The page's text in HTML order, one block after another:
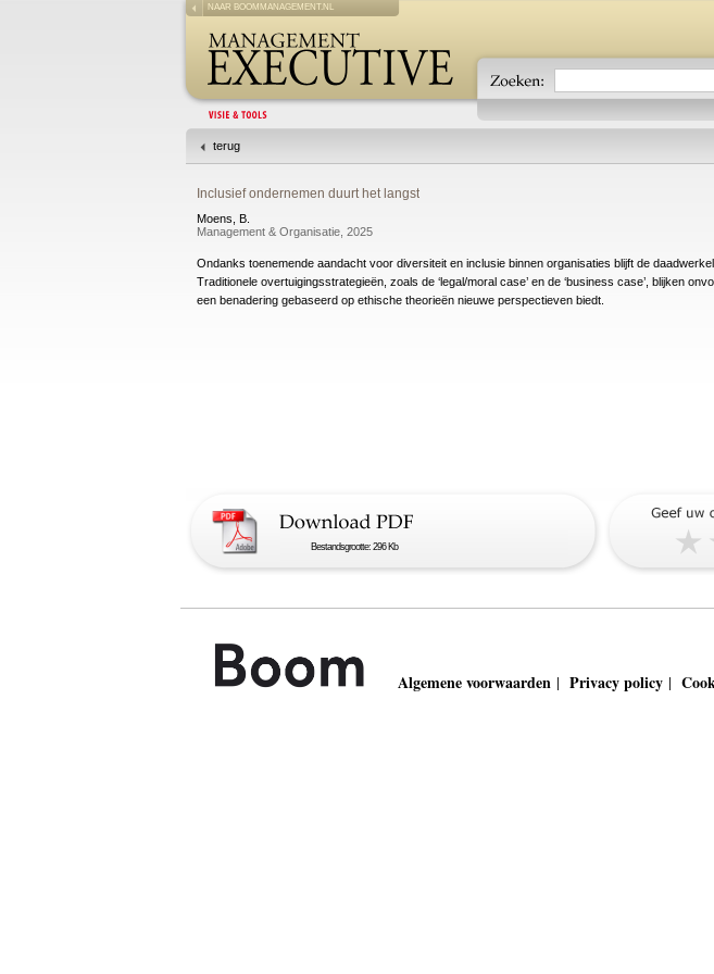
NAAR BOOMMANAGEMENT.NL
terug
Inclusief ondernemen duurt het langst
Moens, B.
Management & Organisatie, 2025
Ondanks toenemende aandacht voor diversiteit en inclusie binnen organisaties blijft de
Traditionele overtuigingsstrategieën, zoals de ‘legal/moral case’ en de ‘business case’, blijken
een benadering gebaseerd op ethische theorieën nieuwe perspectieven biedt.
Bestandsgrootte: 296 Kb
Algemene voorwaarden | Privacy policy |